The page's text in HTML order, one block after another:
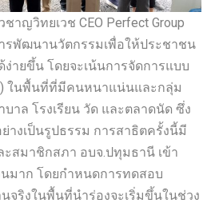
ญวิทยเวช CEO Perfect Group
รพัฒนานวัตกรรมเพื่อให้ประชาชน
ง่ายขึ้น โดยจะเน้นการจัดการแบบ
ในพื้นที่ที่มีคนหนาแน่นและกลุ่ม
บาล โรงเรียน วัด และตลาดนัด ซึ่ง
างเป็นรูปธรรม การสาธิตครั้งนี้มี
สมาชิกสภา อบจ.ปทุมธานี เข้า
มาก โดยกำหนดการทดสอบ
จริงในพื้นที่นำร่องจะเริ่มขึ้นในช่วง